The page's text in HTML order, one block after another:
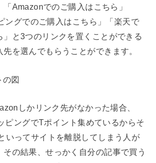
「Amazonでのご購入はこちら」
ングでのご購入はこちら」「楽天で
」と3つのリンクを置くことができる
を選んでもらうことができます。
しかリンク先がなかった場合、
ピングでTポイント集めているからそ
いってサイトを離脱してしまう人が
その結果、せっかく自分の記事で買う